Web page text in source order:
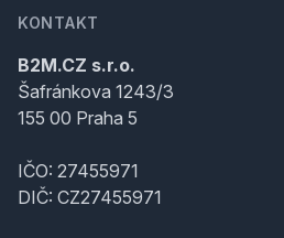
KONTAKT
B2M.CZ s.r.o.
Šafránkova 1243/3
155 00 Praha 5
IČO: 27455971
DIČ: CZ27455971